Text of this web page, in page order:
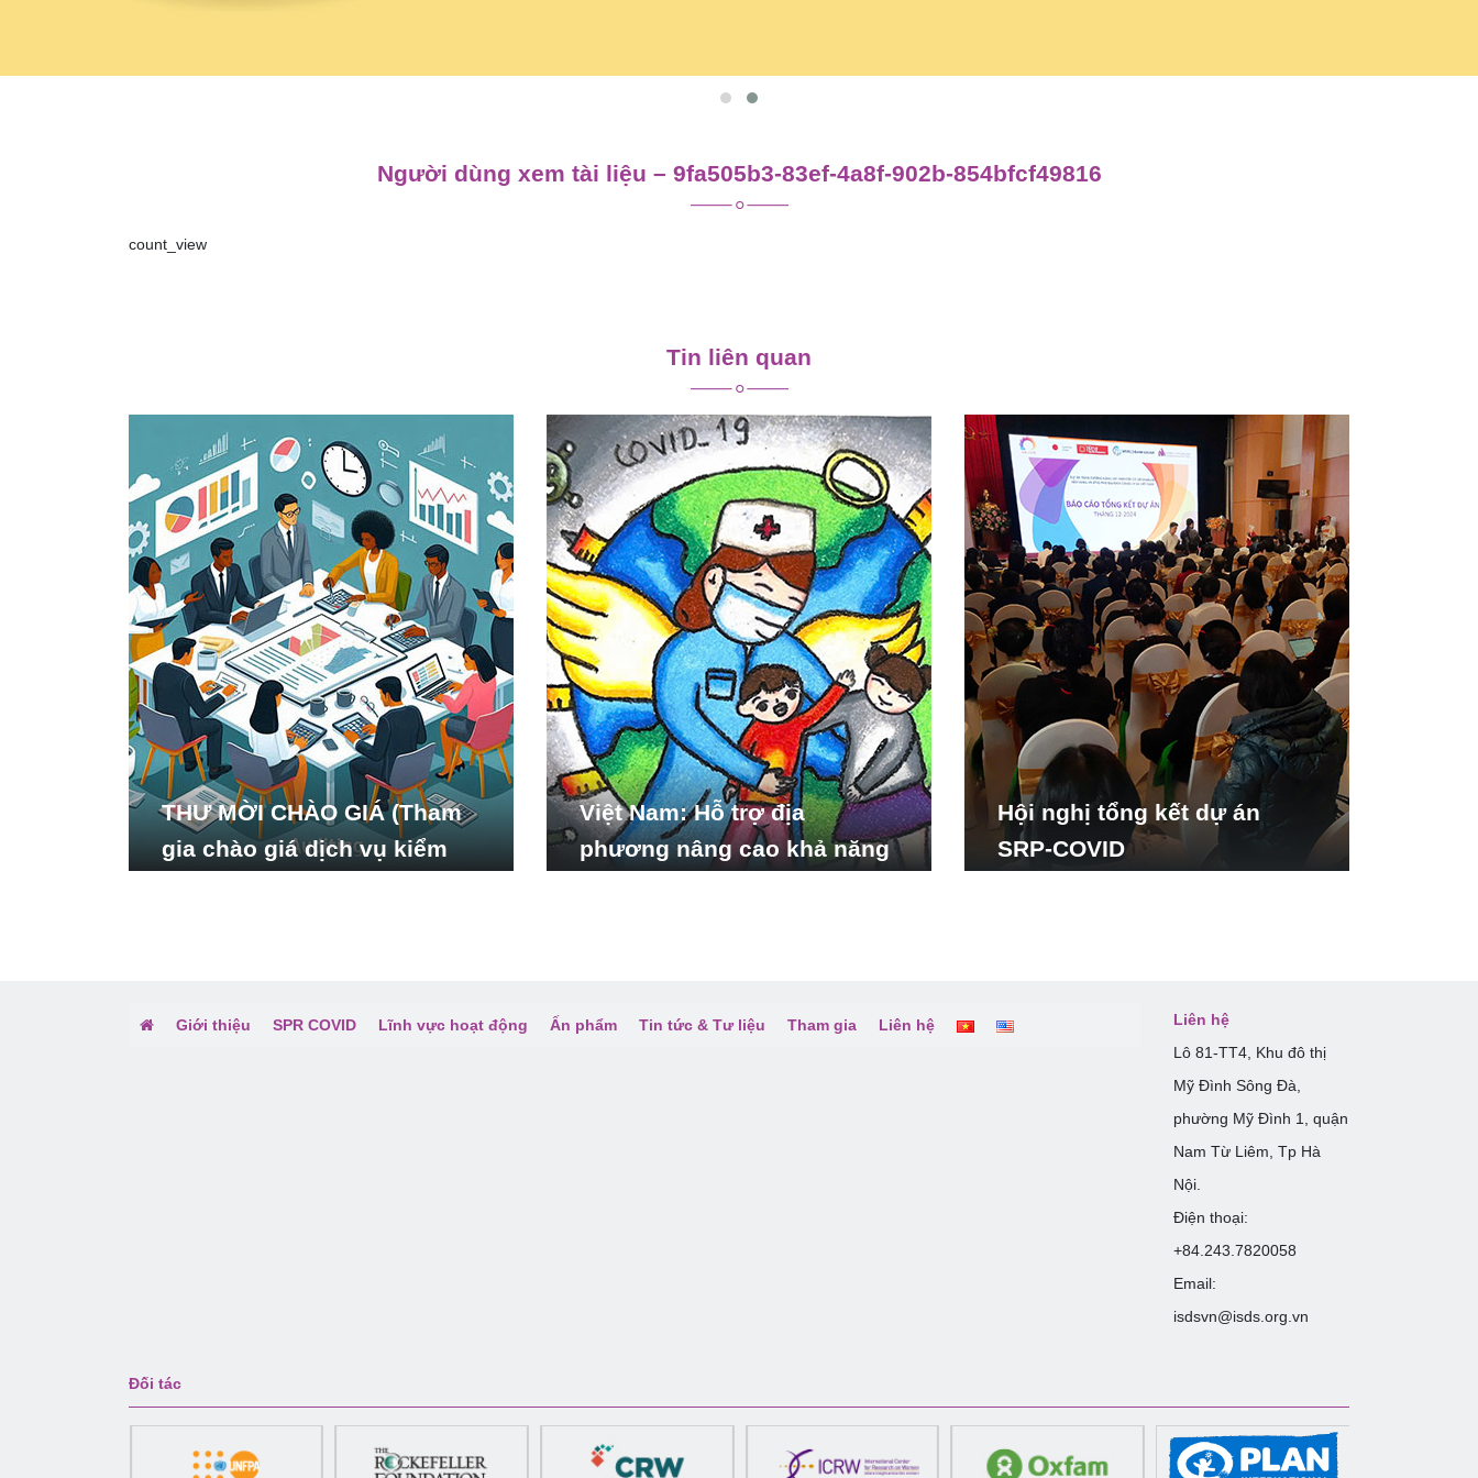
Người dùng xem tài liệu – 9fa505b3-83ef-4a8f-902b-854bfcf49816
count_view
viết
Tin liên quan
THƯ MỜI CHÀO GIÁ (Tham
gia chào giá dịch vụ kiểm
Việt Nam: Hỗ trợ địa
phương nâng cao khả năng
Hội nghị tổng kết dự án
SRP-COVID
Giới thiệu SPR COVID Lĩnh vực hoạt động Ấn phẩm Tin tức & Tư liệu Tham gia Liên hệ
Liên hệ
Lô 81-TT4, Khu đô thị
Mỹ Đình Sông Đà,
phường Mỹ Đình 1, quận
Nam Từ Liêm, Tp Hà
Nội.
Điện thoại:
+84.243.7820058
Email:
isdsvn@isds.org.vn
Đối tác